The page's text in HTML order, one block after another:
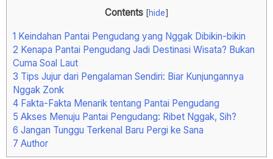
Contents [hide]
1 Keindahan Pantai Pengudang yang Nggak Dibikin-bikin
2 Kenapa Pantai Pengudang Jadi Destinasi Wisata? Bukan
Cuma Soal Laut
3 Tips Jujur dari Pengalaman Sendiri: Biar Kunjungannya
Nggak Zonk
4 Fakta-Fakta Menarik tentang Pantai Pengudang
5 Akses Menuju Pantai Pengudang: Ribet Nggak, Sih?
6 Jangan Tunggu Terkenal Baru Pergi ke Sana
7 Author